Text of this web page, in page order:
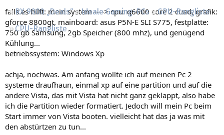
RX 9000 „Deals“
Ideale Gaming-PCs
GPU-Rangliste
CPU-Rangliste
falls es hilft: mein system ----> cpu: q6600 core 2 cuad, grafik:
gforce 8800gt, mainboard: asus P5N-E SLI S775, festplatte:
750 gb Samsung, 2gb Speicher (800 mhz), und genügend
Kühlung...
betriebssystem: Windows Xp
achja, nochwas. Am anfang wollte ich auf meinen Pc 2
systeme draufhaun, einmal xp auf eine partition und auf die
andere Vista, das mit Vista hat nicht ganz geklappt, also habe
ich die Partition wieder formatiert. Jedoch will mein Pc beim
Start immer von Vista booten. vielleicht hat das ja was mit
den abstürtzen zu tun...